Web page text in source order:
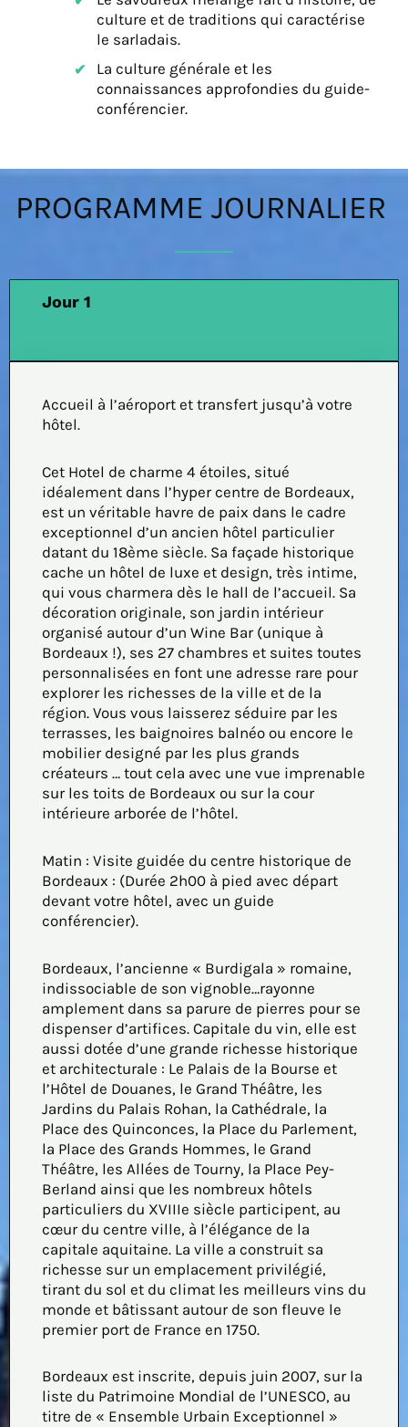
culture et de traditions qui caractérise
le sarladais.
La culture générale et les
connaissances approfondies du guide-
conférencier.
PROGRAMME JOURNALIER
Jour 1
Accueil à l’aéroport et transfert jusqu’à votre
hôtel.
Cet Hotel de charme 4 étoiles, situé
idéalement dans l’hyper centre de Bordeaux,
est un véritable havre de paix dans le cadre
exceptionnel d’un ancien hôtel particulier
datant du 18ème siècle. Sa façade historique
cache un hôtel de luxe et design, très intime,
qui vous charmera dès le hall de l’accueil. Sa
décoration originale, son jardin intérieur
organisé autour d’un Wine Bar (unique à
Bordeaux !), ses 27 chambres et suites toutes
personnalisées en font une adresse rare pour
explorer les richesses de la ville et de la
région. Vous vous laisserez séduire par les
terrasses, les baignoires balnéo ou encore le
mobilier designé par les plus grands
créateurs … tout cela avec une vue imprenable
sur les toits de Bordeaux ou sur la cour
intérieure arborée de l’hôtel.
Matin : Visite guidée du centre historique de
Bordeaux : (Durée 2h00 à pied avec départ
devant votre hôtel, avec un guide
conférencier).
Bordeaux, l’ancienne « Burdigala » romaine,
indissociable de son vignoble…rayonne
amplement dans sa parure de pierres pour se
dispenser d’artifices. Capitale du vin, elle est
aussi dotée d’une grande richesse historique
et architecturale : Le Palais de la Bourse et
l’Hôtel de Douanes, le Grand Théâtre, les
Jardins du Palais Rohan, la Cathédrale, la
Place des Quinconces, la Place du Parlement,
la Place des Grands Hommes, le Grand
Théâtre, les Allées de Tourny, la Place Pey-
Berland ainsi que les nombreux hôtels
particuliers du XVIIIe siècle participent, au
cœur du centre ville, à l’élégance de la
capitale aquitaine. La ville a construit sa
richesse sur un emplacement privilégié,
tirant du sol et du climat les meilleurs vins du
monde et bâtissant autour de son fleuve le
premier port de France en 1750.
Bordeaux est inscrite, depuis juin 2007, sur la
liste du Patrimoine Mondial de l’UNESCO, au
titre de « Ensemble Urbain Exceptionnel »